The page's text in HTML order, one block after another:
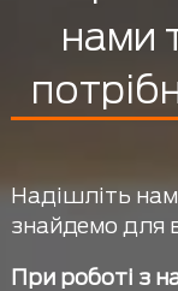
нами
Надішліть нам
знайдемо для
При роботі з